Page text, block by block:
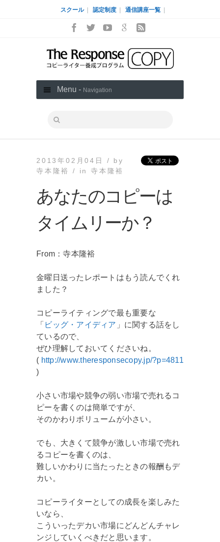
スクール 認定制度 通信講座一覧
Menu - Navigation
2013年02月04日 / by
寺本隆裕 / in 寺本隆裕
あなたのコピーは
タイムリーか？
From：寺本隆裕
金曜日送ったレポートはもう読んでくれ
ました？
コピーライティングで最も重要な
「 ビッグ・アイディア 」に関する話をし
ているので、
ぜひ理解しておいてくださいね。
( http://www.theresponsecopy.jp/?p=4811
)
小さい市場や競争の弱い市場で売れるコ
ピーを書くのは簡単ですが、
そのかわりボリュームが小さい。
でも、大きくて競争が激しい市場で売れ
るコピーを書くのは、
難しいかわりに当たったときの報酬もデ
カい。
コピーライターとしての成長を楽しみた
いなら、
こういったデカい市場にどんどんチャレ
ンジしていくべきだと思います。